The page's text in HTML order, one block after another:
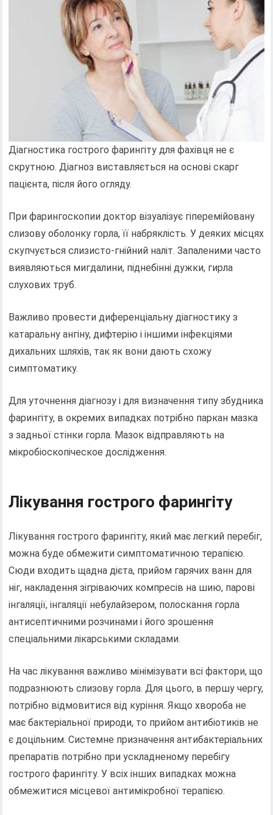
Діагностика гострого фарингіту для фахівця не є
скрутною. Діагноз виставляється на основі скарг
пацієнта, після його огляду.
При фарингоскопии доктор візуалізує гіперемійовану
слизову оболонку горла, її набряклість. У деяких місцях
скупчується слизисто-гнійний наліт. Запаленими часто
виявляються мигдалини, піднебінні дужки, гирла
слухових труб.
Важливо провести диференціальну діагностику з
катаральну ангіну, дифтерію і іншими інфекціями
дихальних шляхів, так як вони дають схожу
симптоматику.
Для уточнення діагнозу і для визначення типу збудника
фарингіту, в окремих випадках потрібно паркан мазка
з задньої стінки горла. Мазок відправляють на
мікробіоскопіческое дослідження.
Лікування гострого фарингіту
Лікування гострого фарингіту, який має легкий перебіг,
можна буде обмежити симптоматичною терапією.
Сюди входить щадна дієта, прийом гарячих ванн для
ніг, накладення зігріваючих компресів на шию, парові
інгаляції, інгаляції небулайзером, полоскання горла
антисептичними розчинами і його зрошення
спеціальними лікарськими складами.
На час лікування важливо мінімізувати всі фактори, що
подразнюють слизову горла. Для цього, в першу чергу,
потрібно відмовитися від куріння. Якщо хвороба не
має бактеріальної природи, то прийом антибіотиків не
є доцільним. Системне призначення антибактеріальних
препаратів потрібно при ускладненому перебігу
гострого фарингіту. У всіх інших випадках можна
обмежитися місцевої антимікробної терапією.